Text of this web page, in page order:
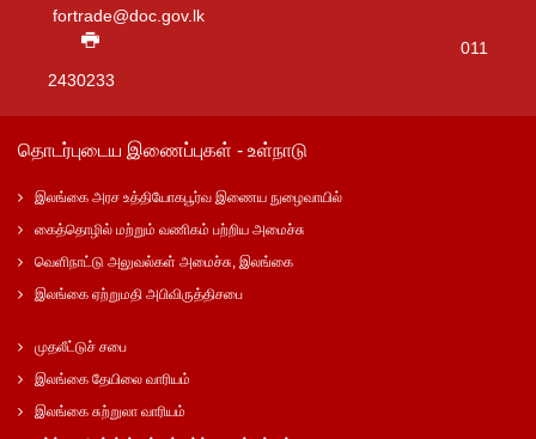
fortrade@doc.gov.lk
011
2430233
தொடர்புடைய இணைப்புகள் - உள்நாடு
இலங்கை அரச உத்தியோகபூர்வ இணைய நுழைவாயில்
கைத்தொழில் மற்றும் வணிகம் பற்றிய அமைச்சு
வெளிநாட்டு அலுவல்கள் அமைச்சு, இலங்கை
இலங்கை ஏற்றுமதி அபிவிருத்திசபை
முதலீட்டுச் சபை
இலங்கை தேயிலை வாரியம்
இலங்கை சுற்றுலா வாரியம்